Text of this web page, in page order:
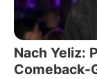
Nach Yeliz:
Comeback-